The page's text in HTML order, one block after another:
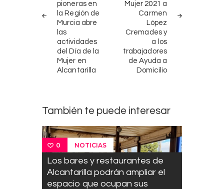
pioneras en
la Región de
Murcia abre
las
actividades
del Día de la
Mujer en
Alcantarilla
Mujer 2021 a
Carmen
López
Cremades y
a los
trabajadores
de Ayuda a
Domicilio
También te puede interesar
0 NOTICIAS
Los bares y restaurantes de
Alcantarilla podrán ampliar el
espacio que ocupan sus